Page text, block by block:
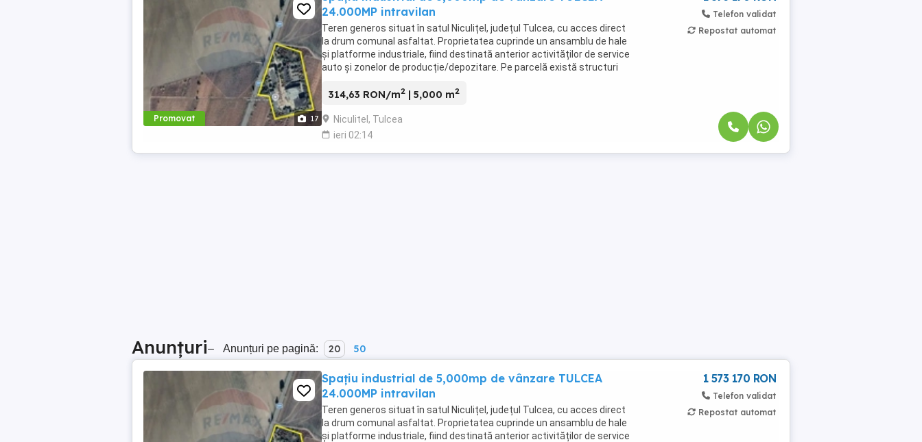
Promovat 17
24.000MP intravilan
Teren generos situat în satul Niculițel, județul Tulcea, cu acces direct
la drum comunal asfaltat. Proprietatea cuprinde un ansamblu de hale
și platforme industriale, fiind destinată anterior activităților de service
auto și zonelor de producție/depozitare. Pe parcelă există structuri
314,63 RON/m2 | 5,000 m2
Niculitel, Tulcea
ieri 02:14
Telefon validat
Repostat automat
Anunțuri– Anunțuri pe pagină: 20 50
Spațiu industrial de 5,000mp de vânzare TULCEA
24.000MP intravilan
Teren generos situat în satul Niculițel, județul Tulcea, cu acces direct
la drum comunal asfaltat. Proprietatea cuprinde un ansamblu de hale
și platforme industriale, fiind destinată anterior activităților de service
1 573 170 RON
Telefon validat
Repostat automat